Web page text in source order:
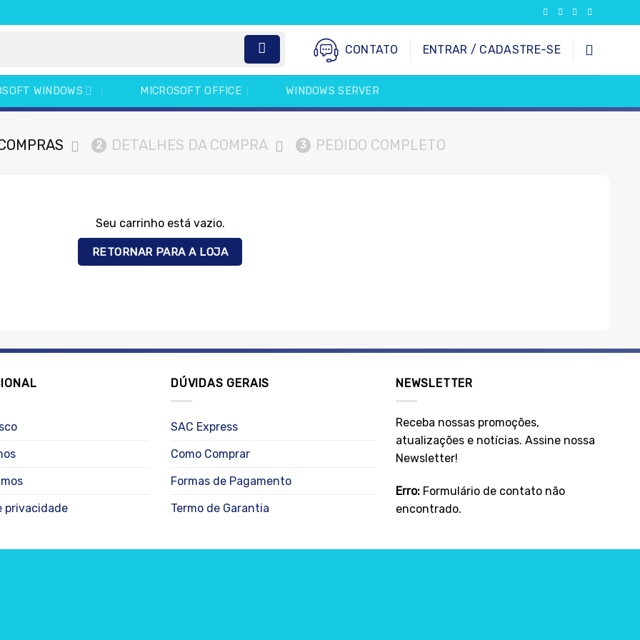
CONTATO ENTRAR / CADASTRE-SE
WINDOWS MICROSOFT OFFICE WINDOWS SERVER
2 DETALHES DA COMPRA 3 PEDIDO COMPLETO
Seu carrinho está vazio.
RETORNAR PARA A LOJA
privacidade
DÚVIDAS GERAIS
SAC Express
Como Comprar
Formas de Pagamento
Termo de Garantia
NEWSLETTER
Receba nossas promoções,
atualizações e notícias. Assine nossa
Newsletter!
Erro: Formulário de contato não
encontrado.